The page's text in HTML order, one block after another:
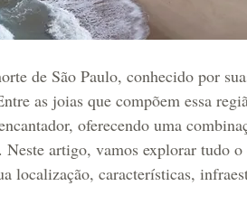
de São Paulo, conhecido por
as joias que compõem essa
oferecendo uma
Neste artigo, vamos explorar tudo o
localização, características,